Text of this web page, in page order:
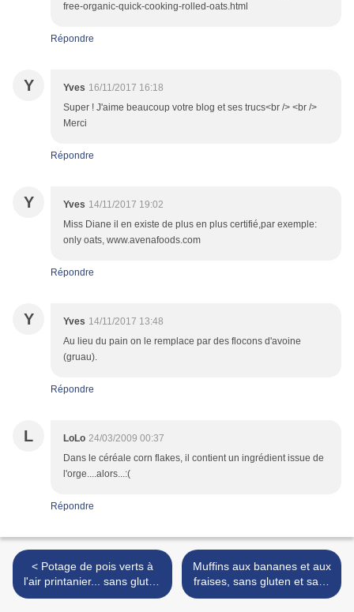
free-organic-quick-cooking-rolled-oats.html
Répondre
Y Yves 16/11/2017 16:18
Super ! J'aime beaucoup votre blog et ses trucs<br /> <br />
Merci
Répondre
Y Yves 14/11/2017 19:02
Miss Diane il en existe de plus en plus certifié,par exemple:
only oats, www.avenafoods.com
Répondre
Y Yves 14/11/2017 13:48
Au lieu du pain on le remplace par des flocons d'avoine
(gruau).
Répondre
L LoLo 24/03/2009 00:37
Dans le céréale corn flakes, il contient un ingrédient issue de
l'orge....alors...:(
Répondre
< Potage de pois verts à
l'air printanier... sans gluten
et sans lactose
Muffins aux bananes et aux
fraises, sans gluten et sans
lactose >